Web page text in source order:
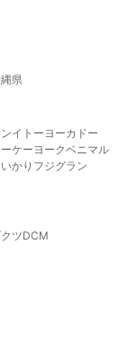
県
イトーヨーカドー
ケー ヨークベニマル
いかり フジグラン
ツDCM